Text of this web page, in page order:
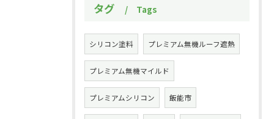
タグ Tags
シリコン塗料 プレミアム無機ルーフ遮熱
プレミアム無機マイルド
プレミアムシリコン 飯能市